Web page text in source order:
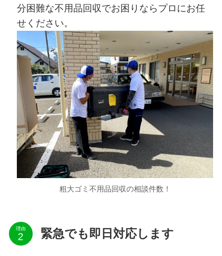
分困難な不用品回収でお困りならプロにお任
せください。
粗大ゴミ不用品回収の相談件数！
理由 緊急でも即日対応します